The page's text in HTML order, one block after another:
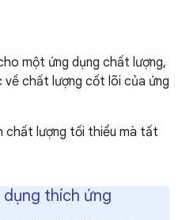
một ứng dụng chất lượng,
chất lượng cốt lõi của ứng
chất lượng tối thiểu mà tất
thích ứng